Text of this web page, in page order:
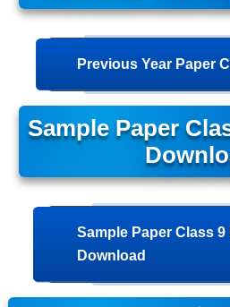
Previous Year Paper
Sample Paper
Sample Paper Class 9
Download